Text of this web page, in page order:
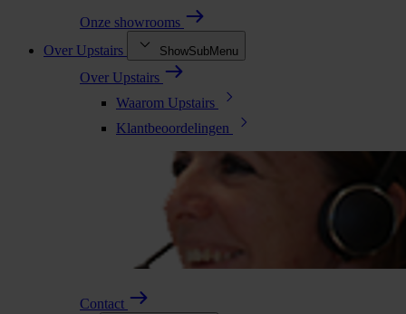
Onze showrooms
Over Upstairs
ShowSubMenu
Over Upstairs
Waarom Upstairs
Klantbeoordelingen
Contact